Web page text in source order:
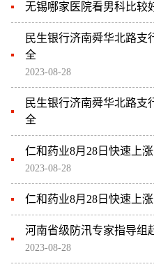
无锡哪家医院看男科比较
民生银行济南舜华北路支
全
2023-08-28
民生银行济南舜华北路支
全
仁和药业8月28日快速上涨
2023-08-28
仁和药业8月28日快速上涨
河南省级防汛专家指导组
2023-08-28